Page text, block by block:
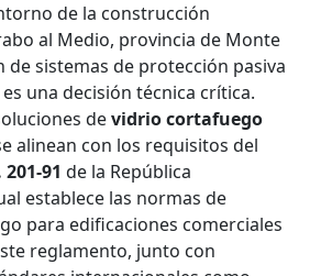
de la construcción
al Medio, provincia de Monte
de sistemas de protección pasiva
una decisión técnica crítica.
devidrio cortafuego
alinean con los requisitos del
91 de la República
establece las normas de
para edificaciones comerciales
reglamento, junto con